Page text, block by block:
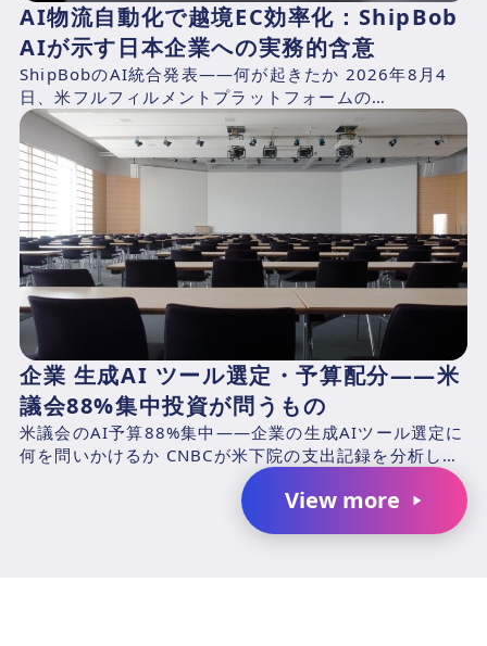
AI物流自動化で越境EC効率化：ShipBob
AIが示す日本企業への実務的含意
ShipBobのAI統合発表——何が起きたか 2026年8月4
日、米フルフィルメントプラットフォームの
ShipBob（本社：シカゴ、2014年創業、CEO：Dh...
企業 生成AI ツール選定・予算配分——米
議会88%集中投資が問うもの
米議会のAI予算88%集中——企業の生成AIツール選定に
何を問いかけるか CNBCが米下院の支出記録を分析した
結果、2025年4月1日〜2026年3月31日の期...
View more